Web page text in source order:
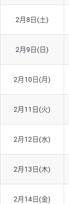
※取引証拠金は同日の
※ハンガリーフォリ
ソ/円は10万通貨単位
2月8日(土)
2月9日(日)
2月10日(月)
2月11日(火)
2月12日(水)
2月13日(木)
2月14日(金)